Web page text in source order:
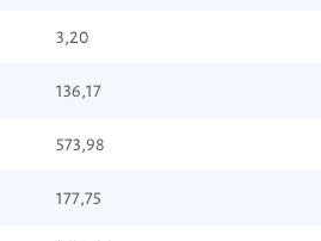
3,20
136,17
573,98
177,75